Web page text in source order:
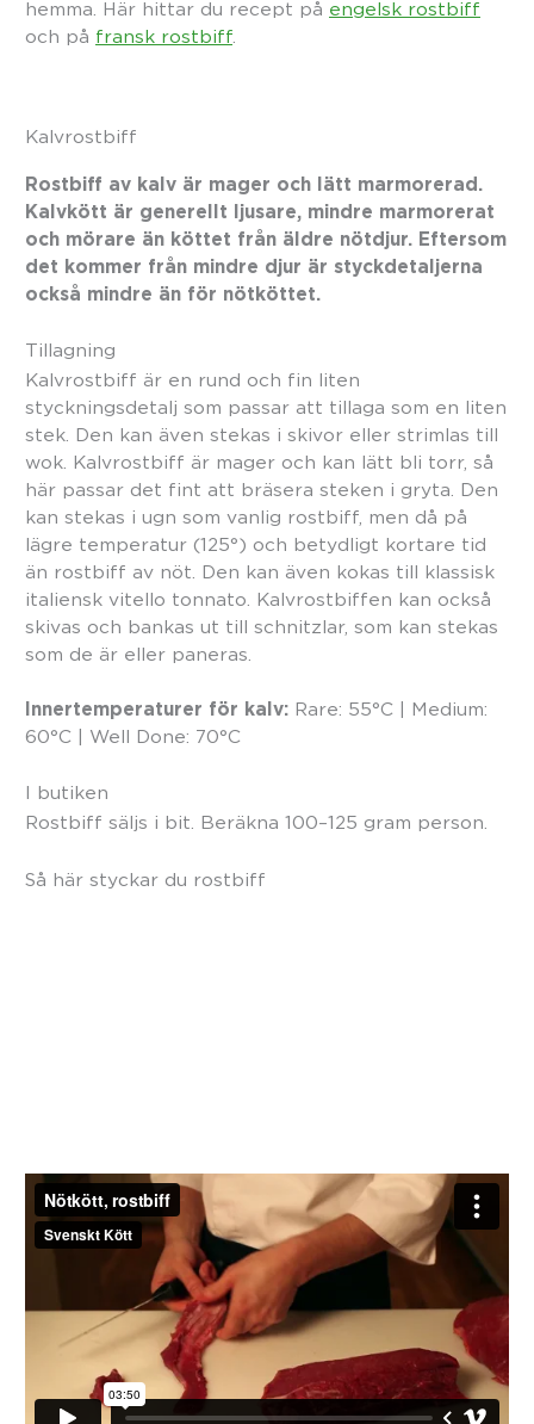
hemma. Här hittar du recept på engelsk rostbiff
och på fransk rostbiff.
Kalvrostbiff
Rostbiff av kalv är mager och lätt marmorerad.
Kalvkött är generellt ljusare, mindre marmorerat
och mörare än köttet från äldre nötdjur. Eftersom
det kommer från mindre djur är styckdetaljerna
också mindre än för nötköttet.
Tillagning
Kalvrostbiff är en rund och fin liten
styckningsdetalj som passar att tillaga som en liten
stek. Den kan även stekas i skivor eller strimlas till
wok. Kalvrostbiff är mager och kan lätt bli torr, så
här passar det fint att bräsera steken i gryta. Den
kan stekas i ugn som vanlig rostbiff, men då på
lägre temperatur (125°) och betydligt kortare tid
än rostbiff av nöt. Den kan även kokas till klassisk
italiensk vitello tonnato. Kalvrostbiffen kan också
skivas och bankas ut till schnitzlar, som kan stekas
som de är eller paneras.
Innertemperaturer för kalv: Rare: 55°C | Medium:
60°C | Well Done: 70°C
I butiken
Rostbiff säljs i bit. Beräkna 100–125 gram person.
Så här styckar du rostbiff